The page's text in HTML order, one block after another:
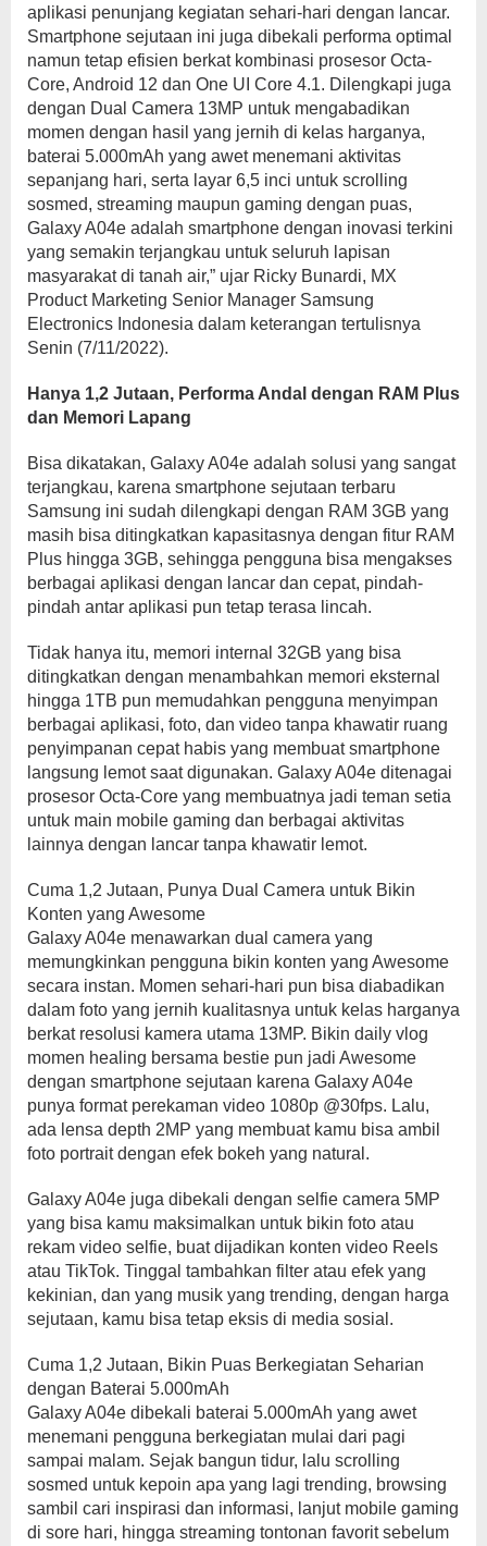
aplikasi penunjang kegiatan sehari-hari dengan lancar.
Smartphone sejutaan ini juga dibekali performa optimal
namun tetap efisien berkat kombinasi prosesor Octa-
Core, Android 12 dan One UI Core 4.1. Dilengkapi juga
dengan Dual Camera 13MP untuk mengabadikan
momen dengan hasil yang jernih di kelas harganya,
baterai 5.000mAh yang awet menemani aktivitas
sepanjang hari, serta layar 6,5 inci untuk scrolling
sosmed, streaming maupun gaming dengan puas,
Galaxy A04e adalah smartphone dengan inovasi terkini
yang semakin terjangkau untuk seluruh lapisan
masyarakat di tanah air,” ujar Ricky Bunardi, MX
Product Marketing Senior Manager Samsung
Electronics Indonesia dalam keterangan tertulisnya
Senin (7/11/2022).
Hanya 1,2 Jutaan, Performa Andal dengan RAM Plus
dan Memori Lapang
Bisa dikatakan, Galaxy A04e adalah solusi yang sangat
terjangkau, karena smartphone sejutaan terbaru
Samsung ini sudah dilengkapi dengan RAM 3GB yang
masih bisa ditingkatkan kapasitasnya dengan fitur RAM
Plus hingga 3GB, sehingga pengguna bisa mengakses
berbagai aplikasi dengan lancar dan cepat, pindah-
pindah antar aplikasi pun tetap terasa lincah.
Tidak hanya itu, memori internal 32GB yang bisa
ditingkatkan dengan menambahkan memori eksternal
hingga 1TB pun memudahkan pengguna menyimpan
berbagai aplikasi, foto, dan video tanpa khawatir ruang
penyimpanan cepat habis yang membuat smartphone
langsung lemot saat digunakan. Galaxy A04e ditenagai
prosesor Octa-Core yang membuatnya jadi teman setia
untuk main mobile gaming dan berbagai aktivitas
lainnya dengan lancar tanpa khawatir lemot.
Cuma 1,2 Jutaan, Punya Dual Camera untuk Bikin
Konten yang Awesome
Galaxy A04e menawarkan dual camera yang
memungkinkan pengguna bikin konten yang Awesome
secara instan. Momen sehari-hari pun bisa diabadikan
dalam foto yang jernih kualitasnya untuk kelas harganya
berkat resolusi kamera utama 13MP. Bikin daily vlog
momen healing bersama bestie pun jadi Awesome
dengan smartphone sejutaan karena Galaxy A04e
punya format perekaman video 1080p @30fps. Lalu,
ada lensa depth 2MP yang membuat kamu bisa ambil
foto portrait dengan efek bokeh yang natural.
Galaxy A04e juga dibekali dengan selfie camera 5MP
yang bisa kamu maksimalkan untuk bikin foto atau
rekam video selfie, buat dijadikan konten video Reels
atau TikTok. Tinggal tambahkan filter atau efek yang
kekinian, dan yang musik yang trending, dengan harga
sejutaan, kamu bisa tetap eksis di media sosial.
Cuma 1,2 Jutaan, Bikin Puas Berkegiatan Seharian
dengan Baterai 5.000mAh
Galaxy A04e dibekali baterai 5.000mAh yang awet
menemani pengguna berkegiatan mulai dari pagi
sampai malam. Sejak bangun tidur, lalu scrolling
sosmed untuk kepoin apa yang lagi trending, browsing
sambil cari inspirasi dan informasi, lanjut mobile gaming
di sore hari, hingga streaming tontonan favorit sebelum